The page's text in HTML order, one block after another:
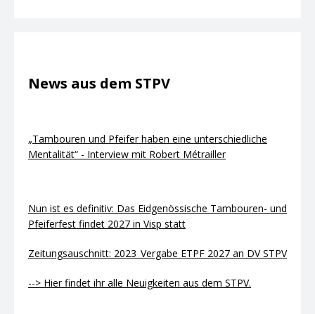
News aus dem STPV
„Tambouren und Pfeifer haben eine unterschiedliche
Mentalität“ - Interview mit Robert Métrailler
Nun ist es definitiv: Das Eidgenössische Tambouren- und
Pfeiferfest findet 2027 in Visp statt
Zeitungsauschnitt: 2023_Vergabe ETPF 2027 an DV STPV
--> Hier findet ihr alle Neuigkeiten aus dem STPV.